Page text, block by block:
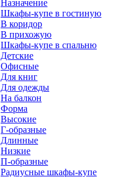
Назначение
Шкафы-купе в гостиную
В коридор
В прихожую
Шкафы-купе в спальню
Детские
Офисные
Для книг
Для одежды
На балкон
Форма
Высокие
Г-образные
Длинные
Низкие
П-образные
Радиусные шкафы-купе